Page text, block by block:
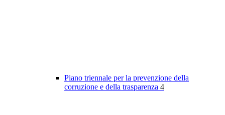
Piano triennale per la prevenzione della
corruzione e della trasparenza 4